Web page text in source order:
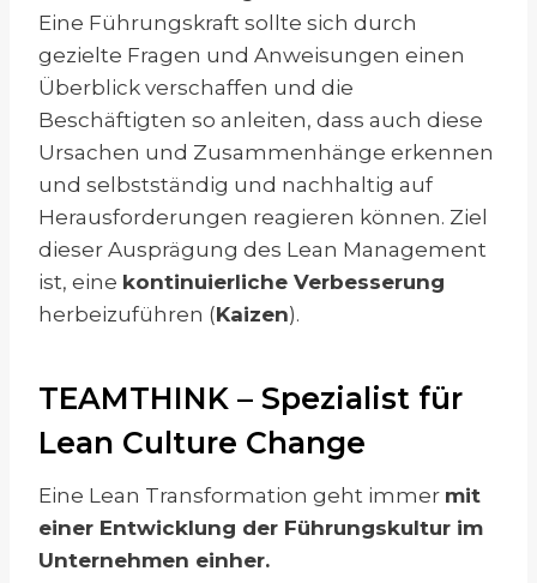
Eine Führungskraft sollte sich durch
gezielte Fragen und Anweisungen einen
Überblick verschaffen und die
Beschäftigten so anleiten, dass auch diese
Ursachen und Zusammenhänge erkennen
und selbstständig und nachhaltig auf
Herausforderungen reagieren können. Ziel
dieser Ausprägung des Lean Management
ist, eine kontinuierliche Verbesserung
herbeizuführen (Kaizen).
TEAMTHINK – Spezialist für
Lean Culture Change
Eine Lean Transformation geht immer mit
einer Entwicklung der Führungskultur im
Unternehmen einher.